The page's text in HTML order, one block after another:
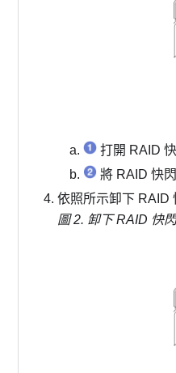
打開 RAID
將 RAID 快
依照所示卸下 RAID
圖 2. 卸下 RAID 快